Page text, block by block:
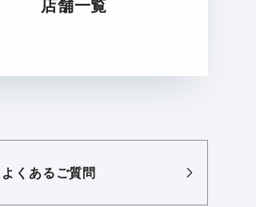
店舗一覧
よくあるご質問